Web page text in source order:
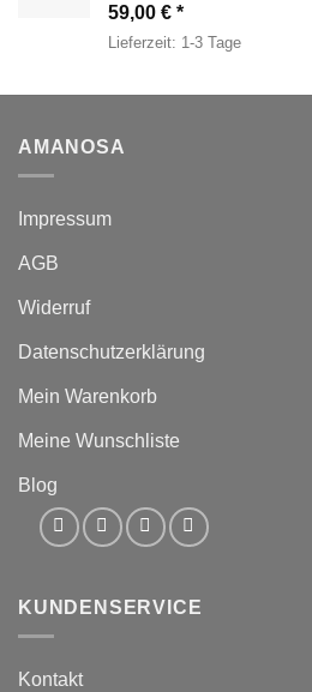
59,00 €
Lieferzeit: 1-3 Tage
AMANOSA
Impressum
AGB
Widerruf
Datenschutzerklärung
Mein Warenkorb
Meine Wunschliste
Blog
KUNDENSERVICE
Kontakt